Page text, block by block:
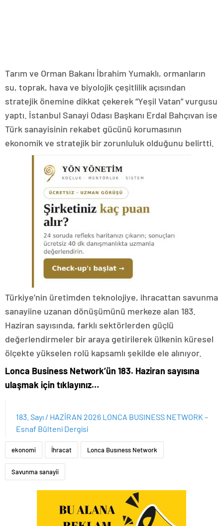
Tarım ve Orman Bakanı İbrahim Yumaklı, ormanların
su, toprak, hava ve biyolojik çeşitlilik açısından
stratejik önemine dikkat çekerek “Yeşil Vatan” vurgusu
yaptı. İstanbul Sanayi Odası Başkanı Erdal Bahçıvan ise
Türk sanayisinin rekabet gücünü korumasının
ekonomik ve stratejik bir zorunluluk olduğunu belirtti.
Türkiye’nin üretimden teknolojiye, ihracattan savunma
sanayiine uzanan dönüşümünü merkeze alan 183.
Haziran sayısında, farklı sektörlerden güçlü
değerlendirmeler bir araya getirilerek ülkenin küresel
ölçekte yükselen rolü kapsamlı şekilde ele alınıyor.
Lonca Business Network’ün 183. Haziran sayısına
ulaşmak için tıklayınız…
183. Sayı / HAZİRAN 2026 LONCA BUSINESS NETWORK –
Esnaf Bülteni Dergisi
ekonomi İhracat Lonca Busıness Network
Savunma sanayii